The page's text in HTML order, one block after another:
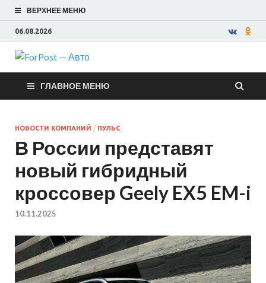
ВЕРХНЕЕ МЕНЮ
06.08.2026
ForPost —
Авто
ГЛАВНОЕ МЕНЮ
НОВОСТИ КОМПАНИЙ / ПУЛЬС
В России представят
новый гибридный
кроссовер Geely EX5 EM-i
10.11.2025